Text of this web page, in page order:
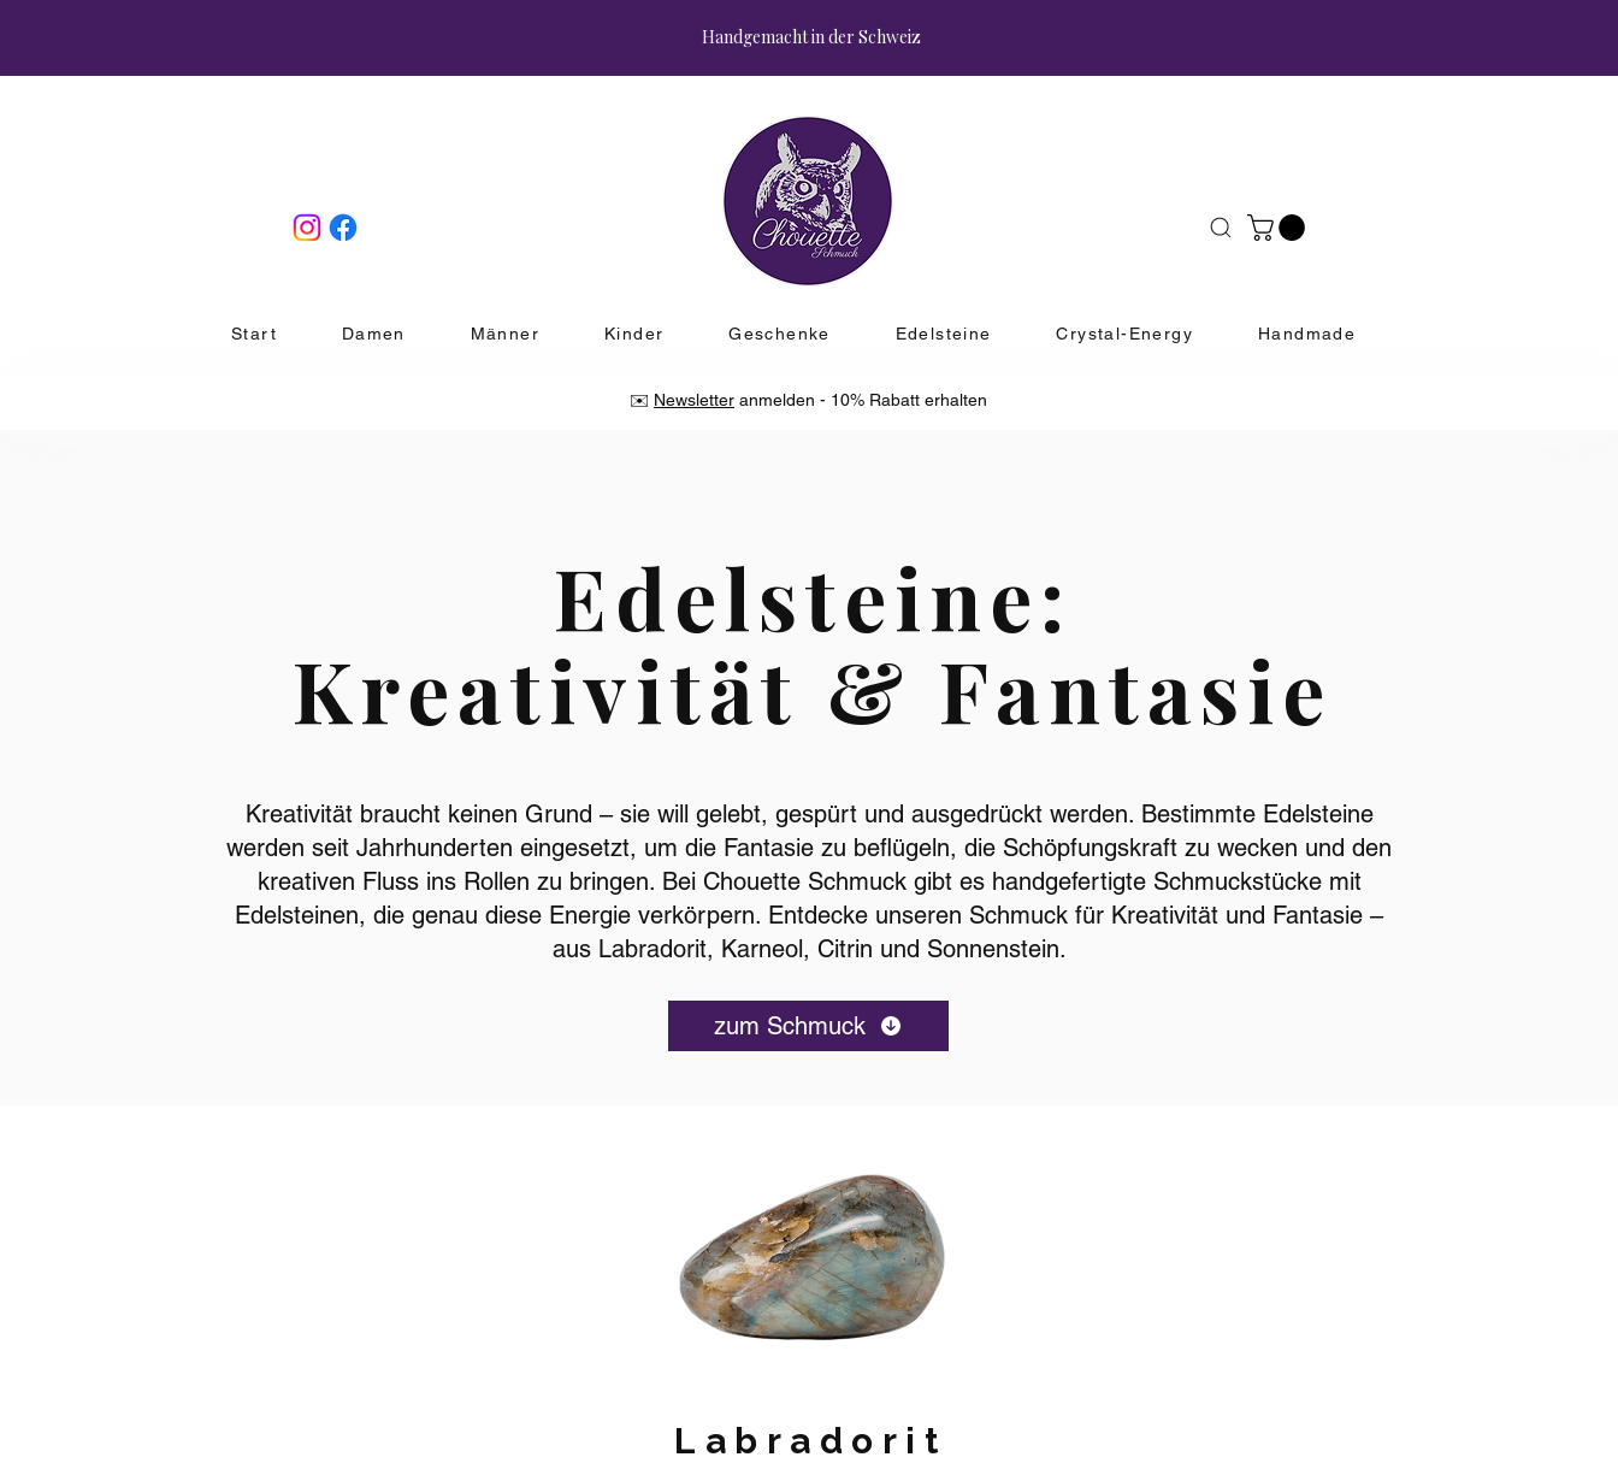
Handgemacht in der Schweiz
Start Damen Männer Kinder Geschenke Edelsteine Crystal-Energy Handmade
✉️ Newsletter anmelden - 10% Rabatt erhalten
Edelsteine:
Kreativität & Fantasie
Kreativität braucht keinen Grund – sie will gelebt, gespürt und ausgedrückt werden. Bestimmte Edelsteine
werden seit Jahrhunderten eingesetzt, um die Fantasie zu beflügeln, die Schöpfungskraft zu wecken und den
kreativen Fluss ins Rollen zu bringen. Bei Chouette Schmuck gibt es handgefertigte Schmuckstücke mit
Edelsteinen, die genau diese Energie verkörpern. Entdecke unseren Schmuck für Kreativität und Fantasie –
aus Labradorit, Karneol, Citrin und Sonnenstein.
zum Schmuck
Labradorit